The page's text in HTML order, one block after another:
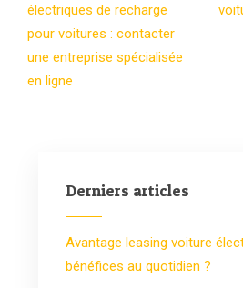
électriques de recharge
pour voitures : contacter
une entreprise spécialisée
en ligne
Derniers articles
Avantage leasing voiture
bénéfices au quotidien ?